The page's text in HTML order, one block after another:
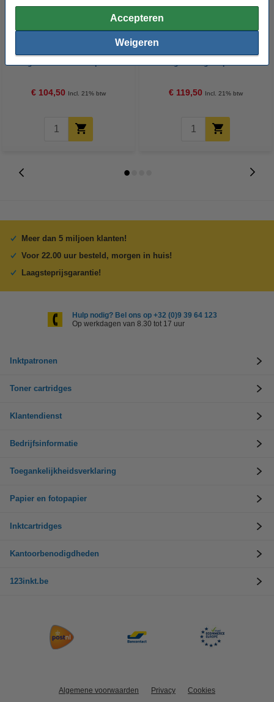
Accepteren
Weigeren
magenta standaard capaciteit
€ 104,50 Incl. 21% btw
magenta hoge capaciteit
€ 119,50 Incl. 21% btw
Meer dan 5 miljoen klanten!
Voor 22.00 uur besteld, morgen in huis!
Laagsteprijsgarantie!
Hulp nodig? Bel ons op +32 (0)9 39 64 123
Op werkdagen van 8.30 tot 17 uur
Inktpatronen
Toner cartridges
Klantendienst
Bedrijfsinformatie
Toegankelijkheidsverklaring
Papier en fotopapier
Inktcartridges
Kantoorbenodigdheden
123inkt.be
Algemene voorwaarden Privacy Cookies